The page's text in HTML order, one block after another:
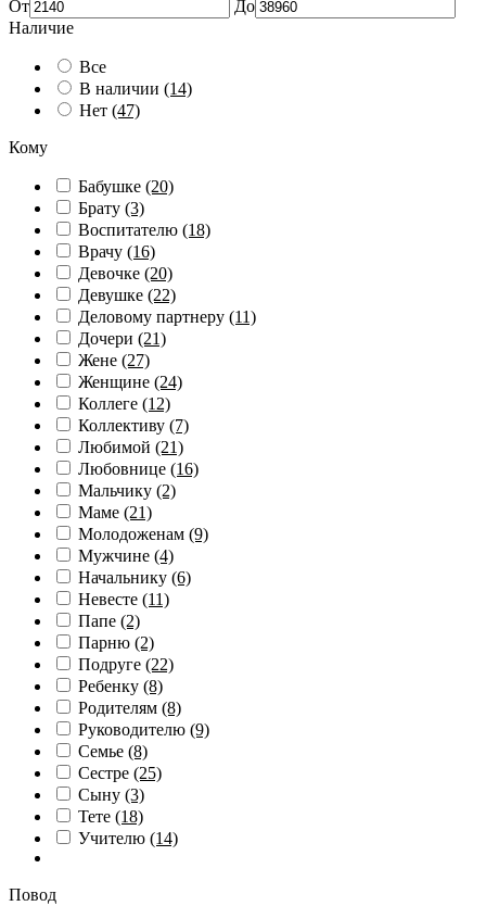
От
До
Наличие
Все
В наличии (14)
Нет (47)
Кому
Бабушке (20)
Брату (3)
Воспитателю (18)
Врачу (16)
Девочке (20)
Девушке (22)
Деловому партнеру (11)
Дочери (21)
Жене (27)
Женщине (24)
Коллеге (12)
Коллективу (7)
Любимой (21)
Любовнице (16)
Мальчику (2)
Маме (21)
Молодоженам (9)
Мужчине (4)
Начальнику (6)
Невесте (11)
Папе (2)
Парню (2)
Подруге (22)
Ребенку (8)
Родителям (8)
Руководителю (9)
Семье (8)
Сестре (25)
Сыну (3)
Тете (18)
Учителю (14)
Повод